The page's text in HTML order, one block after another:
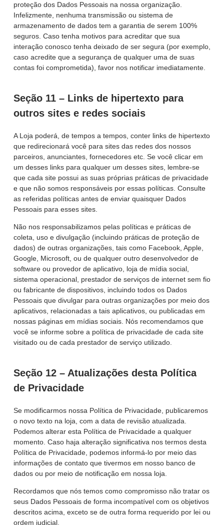
proteção dos Dados Pessoais na nossa organização.
Infelizmente, nenhuma transmissão ou sistema de
armazenamento de dados tem a garantia de serem 100%
seguros. Caso tenha motivos para acreditar que sua
interação conosco tenha deixado de ser segura (por exemplo,
caso acredite que a segurança de qualquer uma de suas
contas foi comprometida), favor nos notificar imediatamente.
Seção 11 – Links de hipertexto para
outros sites e redes sociais
A Loja poderá, de tempos a tempos, conter links de hipertexto
que redirecionará você para sites das redes dos nossos
parceiros, anunciantes, fornecedores etc. Se você clicar em
um desses links para qualquer um desses sites, lembre-se
que cada site possui as suas próprias práticas de privacidade
e que não somos responsáveis por essas políticas. Consulte
as referidas políticas antes de enviar quaisquer Dados
Pessoais para esses sites.
Não nos responsabilizamos pelas políticas e práticas de
coleta, uso e divulgação (incluindo práticas de proteção de
dados) de outras organizações, tais como Facebook, Apple,
Google, Microsoft, ou de qualquer outro desenvolvedor de
software ou provedor de aplicativo, loja de mídia social,
sistema operacional, prestador de serviços de internet sem fio
ou fabricante de dispositivos, incluindo todos os Dados
Pessoais que divulgar para outras organizações por meio dos
aplicativos, relacionadas a tais aplicativos, ou publicadas em
nossas páginas em mídias sociais. Nós recomendamos que
você se informe sobre a política de privacidade de cada site
visitado ou de cada prestador de serviço utilizado.
Seção 12 – Atualizações desta Política
de Privacidade
Se modificarmos nossa Política de Privacidade, publicaremos
o novo texto na loja, com a data de revisão atualizada.
Podemos alterar esta Política de Privacidade a qualquer
momento. Caso haja alteração significativa nos termos desta
Política de Privacidade, podemos informá-lo por meio das
informações de contato que tivermos em nosso banco de
dados ou por meio de notificação em nossa loja.
Recordamos que nós temos como compromisso não tratar os
seus Dados Pessoais de forma incompatível com os objetivos
descritos acima, exceto se de outra forma requerido por lei ou
ordem judicial.